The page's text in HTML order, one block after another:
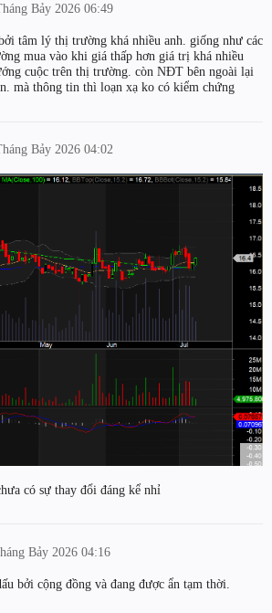
Bảy 2026 06:49
tâm lý thị trường khá nhiều anh. giống như các
mua vào khi giá thấp hơn giá trị khá nhiều
cuộc trên thị trường. còn NĐT bên ngoài lại
mà thông tin thì loạn xạ ko có kiểm chứng
Bảy 2026 04:02
có sự thay đổi đáng kể nhỉ
Bảy 2026 04:16
bởi cộng đồng và đang được ẩn tạm thời.